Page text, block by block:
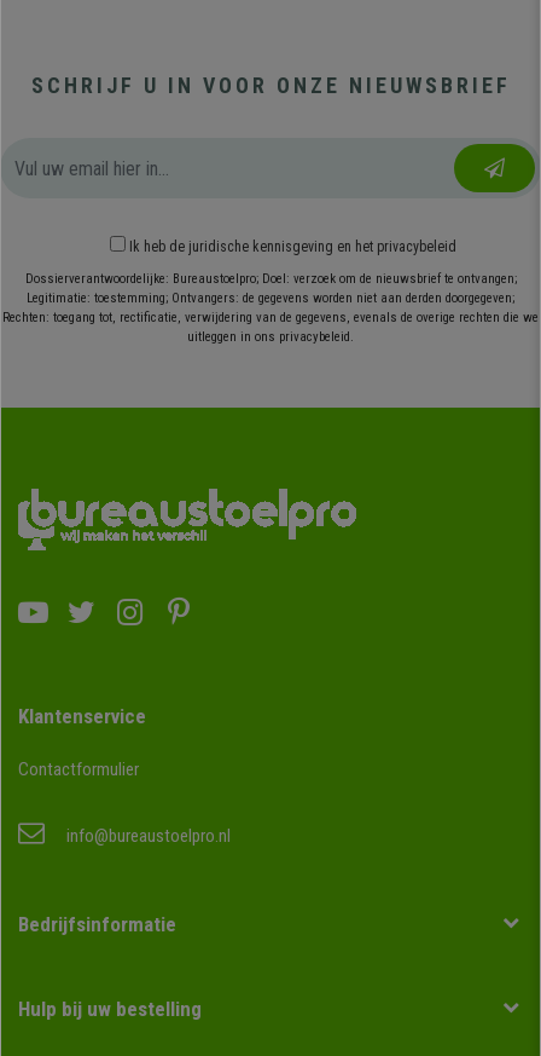
SCHRIJF U IN VOOR ONZE NIEUWSBRIEF
Ik heb de juridische kennisgeving en het privacybeleid
Dossierverantwoordelijke: Bureaustoelpro; Doel: verzoek om de nieuwsbrief te ontvangen;
Legitimatie: toestemming; Ontvangers: de gegevens worden niet aan derden doorgegeven;
Rechten: toegang tot, rectificatie, verwijdering van de gegevens, evenals de overige rechten die we
uitleggen in ons privacybeleid.
Klantenservice
Contactformulier
info@bureaustoelpro.nl
Bedrijfsinformatie
Hulp bij uw bestelling